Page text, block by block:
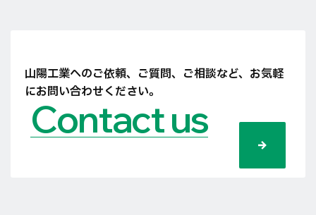
山陽工業へのご依頼、ご質問、ご相談など、 お気軽
にお問い合わせください。
Contact us